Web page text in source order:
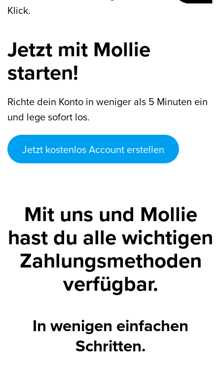
Klick.
Jetzt mit Mollie
starten!
Richte dein Konto in weniger als 5 Minuten ein
und lege sofort los.
Jetzt kostenlos Account erstellen
Mit uns und Mollie
hast du alle wichtigen
Zahlungsmethoden
verfügbar.
In wenigen einfachen
Schritten.